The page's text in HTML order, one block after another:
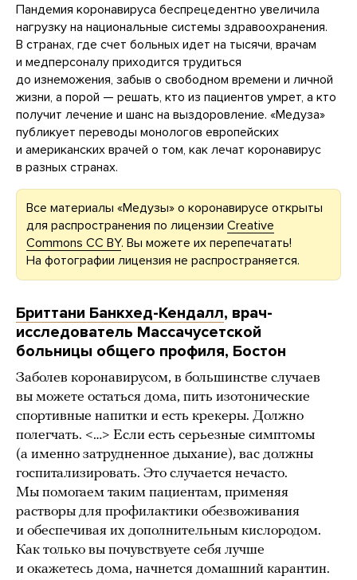
Пандемия коронавируса беспрецедентно увеличила
нагрузку на национальные системы здравоохранения.
В странах, где счет больных идет на тысячи, врачам
и медперсоналу приходится трудиться
до изнеможения, забыв о свободном времени и личной
жизни, а порой — решать, кто из пациентов умрет, а кто
получит лечение и шанс на выздоровление. «Медуза»
публикует переводы монологов европейских
и американских врачей о том, как лечат коронавирус
в разных странах.
Все материалы «Медузы» о коронавирусе открыты
для распространения по лицензии Creative
Commons CC BY. Вы можете их перепечатать!
На фотографии лицензия не распространяется.
Бриттани Банкхед-Кендалл, врач-
исследователь Массачусетской
больницы общего профиля, Бостон
Заболев коронавирусом, в большинстве случаев
вы можете остаться дома, пить изотонические
спортивные напитки и есть крекеры. Должно
полегчать. <…> Если есть серьезные симптомы
(а именно затрудненное дыхание), вас должны
госпитализировать. Это случается нечасто.
Мы помогаем таким пациентам, применяя
растворы для профилактики обезвоживания
и обеспечивая их дополнительным кислородом.
Как только вы почувствуете себя лучше
и окажетесь дома, начнется домашний карантин.